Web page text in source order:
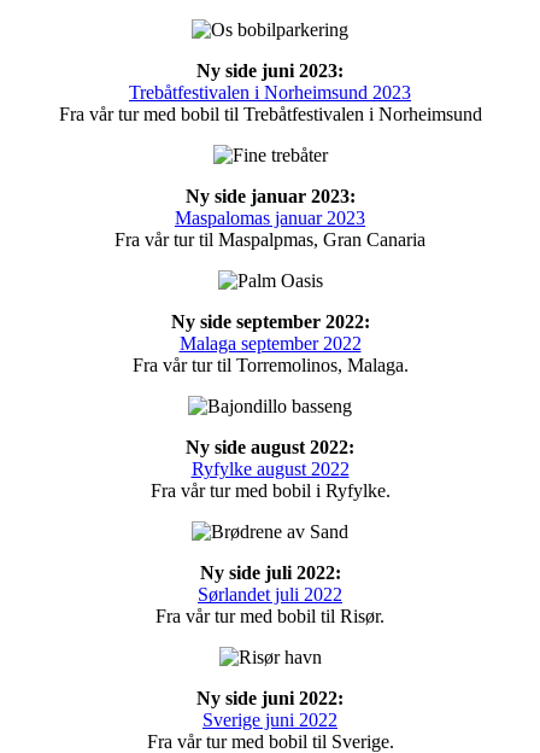
Ny side juni 2023:
Trebåtfestivalen i Norheimsund 2023
Fra vår tur med bobil til Trebåtfestivalen i Norheimsund
Ny side januar 2023:
Maspalomas januar 2023
Fra vår tur til Maspalpmas, Gran Canaria
Ny side september 2022:
Malaga september 2022
Fra vår tur til Torremolinos, Malaga.
Ny side august 2022:
Ryfylke august 2022
Fra vår tur med bobil i Ryfylke.
Ny side juli 2022:
Sørlandet juli 2022
Fra vår tur med bobil til Risør.
Ny side juni 2022:
Sverige juni 2022
Fra vår tur med bobil til Sverige.